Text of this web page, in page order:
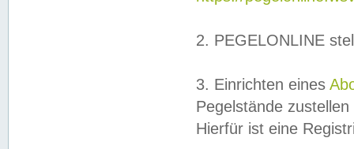
2. PEGELONLINE
3. Einrichten eines
Pegelstände
Hierfür ist eine